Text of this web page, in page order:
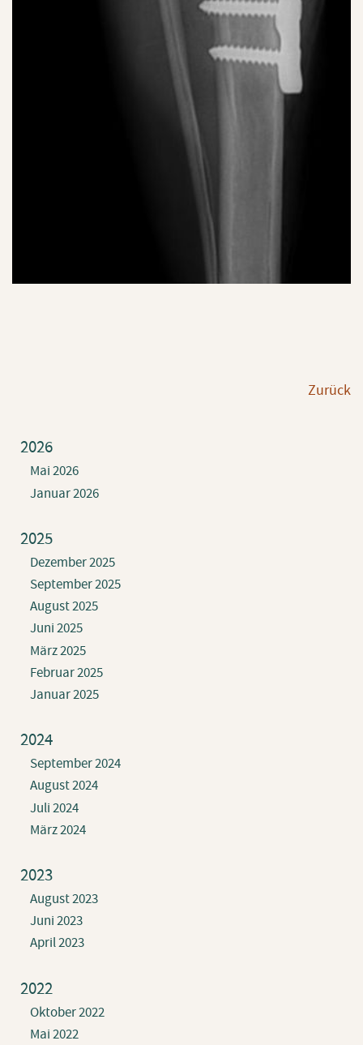
Zu­rück
2026
Mai 2026
Januar 2026
2025
Dezember 2025
September 2025
August 2025
Juni 2025
März 2025
Februar 2025
Januar 2025
2024
September 2024
August 2024
Juli 2024
März 2024
2023
August 2023
Juni 2023
April 2023
2022
Oktober 2022
Mai 2022